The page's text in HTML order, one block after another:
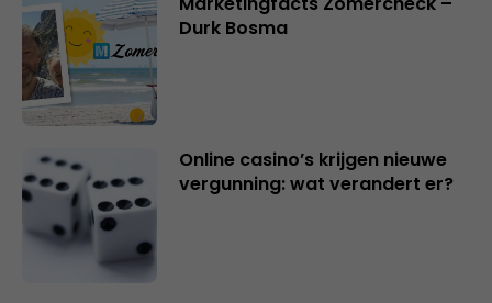
Durk Bosma
Online casino’s krijgen nieuwe
vergunning: wat verandert er?